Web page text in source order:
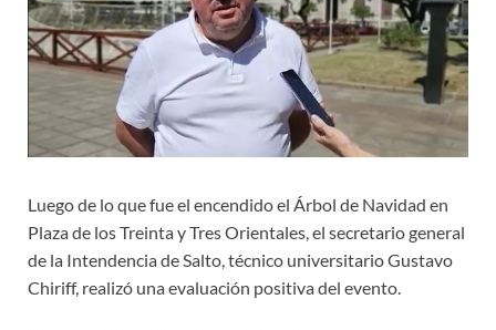
Luego de lo que fue el encendido el Árbol de Navidad en
Plaza de los Treinta y Tres Orientales, el secretario general
de la Intendencia de Salto, técnico universitario Gustavo
Chiriff, realizó una evaluación positiva del evento.